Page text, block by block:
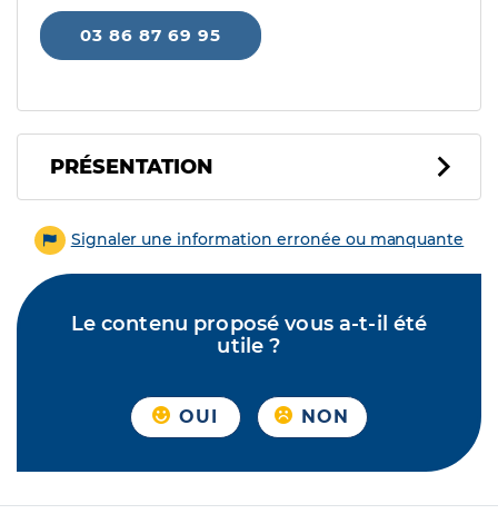
03 86 87 69 95
PRÉSENTATION
Signaler une information erronée ou manquante
Le contenu proposé vous a-t-il été
utile ?
OUI NON